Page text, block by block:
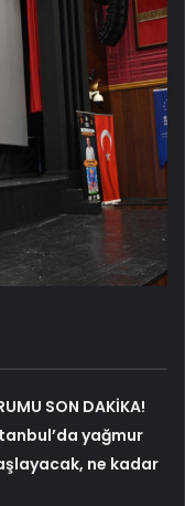
SON DAKİKA!
yağmur
ne kadar